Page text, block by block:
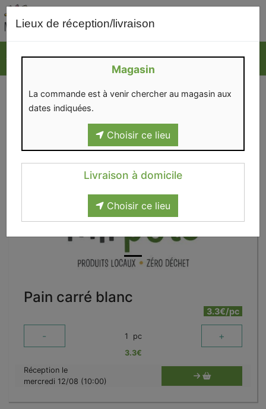
Lieux de réception/livraison
Magasin
La commande est à venir chercher au magasin aux
dates indiquées.
Choisir ce lieu
Livraison à domicile
Choisir ce lieu
Pain carré blanc
3.3€/pc
- 1 pc +
3.3€
Réception le
mercredi 12/08 (10:00)